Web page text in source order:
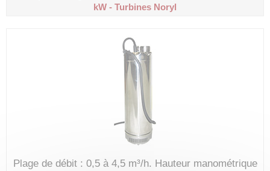
kW - Turbines Noryl
Plage de débit : 0,5 à 4,5 m³/h. Hauteur manométrique